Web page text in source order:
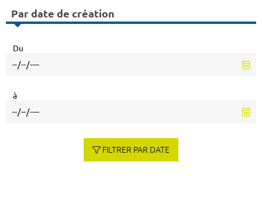
Par date de création
Du
à
FILTRER PAR DATE